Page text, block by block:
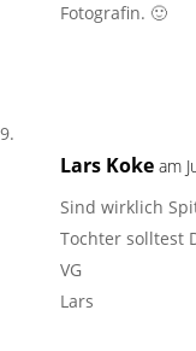
Fotografin. 🙂
Lars Koke am
Sind wirklich
Tochter solltest
VG
Lars